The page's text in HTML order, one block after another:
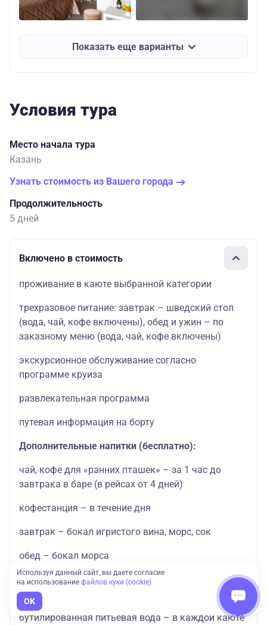
Показать еще варианты
Условия тура
Место начала тура
Казань
Узнать стоимость из Вашего города
Продолжительность
5 дней
Включено в стоимость
проживание в каюте выбранной категории
трехразовое питание: завтрак – шведский стол
(вода, чай, кофе включены), обед и ужин – по
заказному меню (вода, чай, кофе включены)
экскурсионное обслуживание согласно
программе круиза
развлекательная программа
путевая информация на борту
Дополнительные напитки (бесплатно):
чай, кофе для «ранних пташек» – за 1 час до
завтрака в баре (в рейсах от 4 дней)
кофестанция – в течение дня
завтрак – бокал игристого вина, морс, сок
обед – бокал морса
ужин – 1 бокал сока или алкогольного напитка
(вино красное или белое/водка/коньяк)
бутилированная питьевая вода – в каждой каюте
Используя данный сайт, вы даете согласие
на использование файлов куки (cookie)
OK